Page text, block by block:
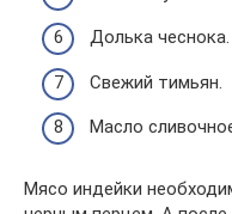
Долька чеснока.
Свежий тимьян.
Масло
Мясо индейки